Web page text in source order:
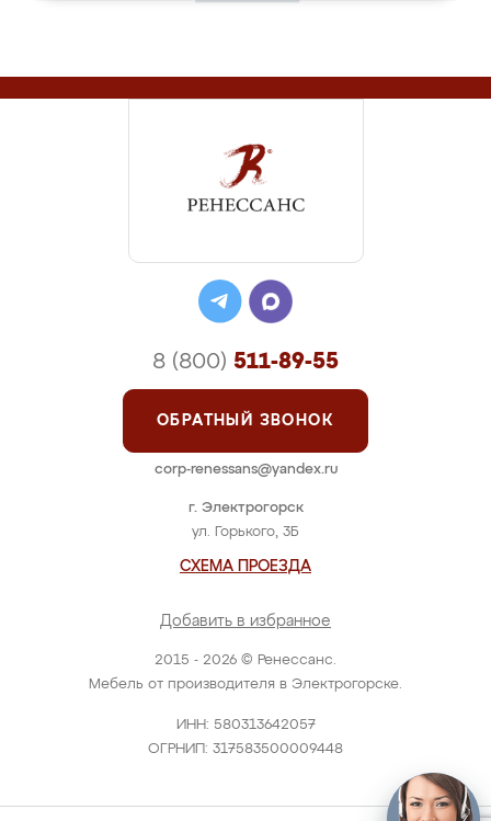
2015 - 2026 © Ренессанс.
Мебель от производителя в Электрогорске.
ИНН: 580313642057
ОГРНИП: 317583500009448
г. Электрогорск
ул. Горького, 3Б
СХЕМА ПРОЕЗДА
Добавить в избранное
8 (800) 511-89-55
ОБРАТНЫЙ ЗВОНОК
corp-renessans@yandex.ru